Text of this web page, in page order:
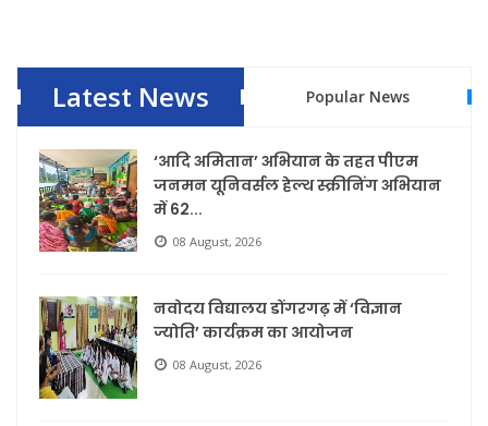
Latest News Popular News
‘आदि अमितान’ अभियान के तहत पीएम
जनमन यूनिवर्सल हेल्थ स्क्रीनिंग अभियान
में 62...
08 August, 2026
नवोदय विद्यालय डोंगरगढ़ में ‘विज्ञान
ज्योति’ कार्यक्रम का आयोजन
08 August, 2026